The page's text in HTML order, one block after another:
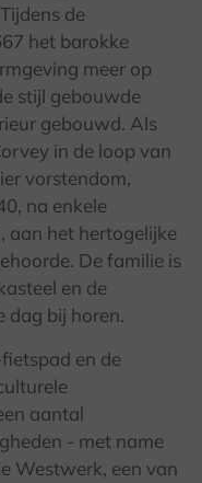
de
het barokke
meer op
stijl gebouwde
gebouwd. Als
in de loop van
vorstendom,
na enkele
aan het hertogelijke
De familie is
en de
dag bij horen.
en de
aantal
- met name
Westwerk, een van